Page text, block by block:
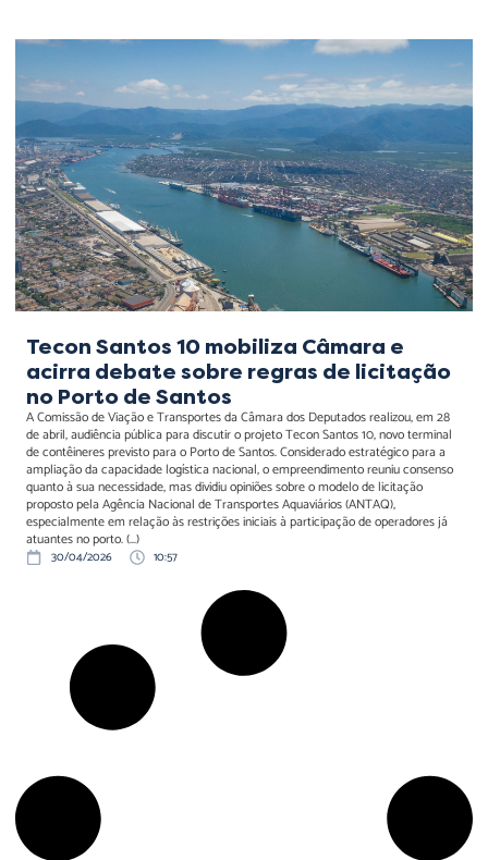
Tecon Santos 10 mobiliza
Câmara e acirra debate
sobre regras de licitação
no Porto de Santos
Tecon Santos 10 mobiliza Câmara e
acirra debate sobre regras de licitação
no Porto de Santos
A Comissão de Viação e Transportes da Câmara dos Deputados realizou, em 28
de abril, audiência pública para discutir o projeto Tecon Santos 10, novo terminal
de contêineres previsto para o Porto de Santos. Considerado estratégico para a
ampliação da capacidade logística nacional, o empreendimento reuniu consenso
quanto à sua necessidade, mas dividiu opiniões sobre o modelo de licitação
proposto pela Agência Nacional de Transportes Aquaviários (ANTAQ),
especialmente em relação às restrições iniciais à participação de operadores já
atuantes no porto. (...)
30/04/2026 10:57